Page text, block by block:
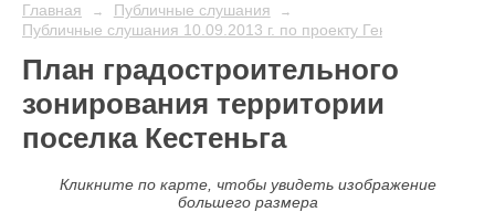
Главная → Публичные слушания →
Публичные слушания 10.09.2013 г. по проекту Генплана в
План градостроительного
зонирования территории
поселка Кестеньга
Кликните по карте, чтобы увидеть изображение
большего размера